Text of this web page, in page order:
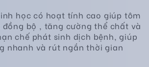
học có hoạt tính cao giúp tôm
bộ , tăng cường thể chất và
chế phát sinh dịch bệnh, giúp
nhanh và rút ngắn thời gian